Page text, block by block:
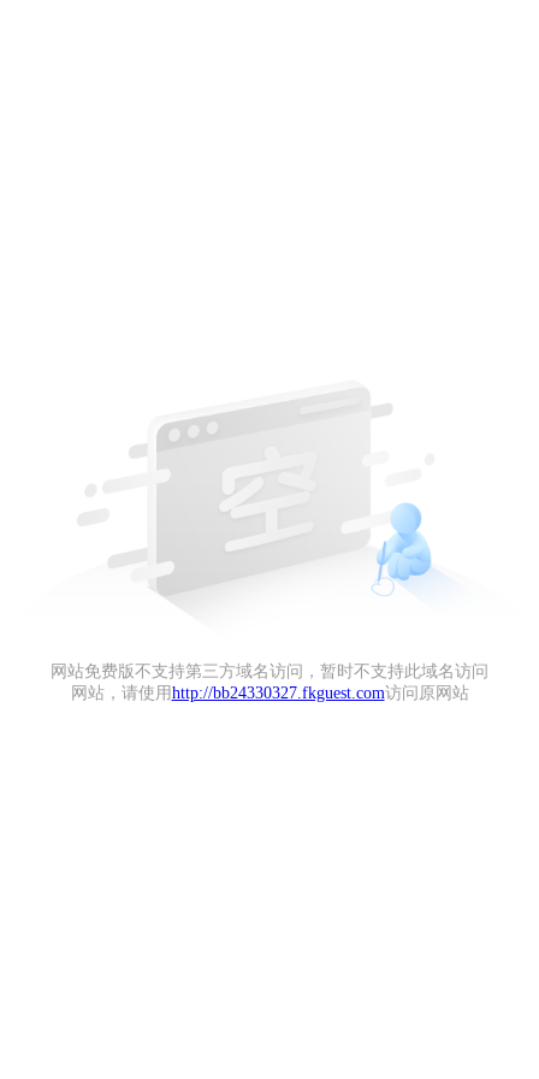
网站免费版不支持第三方域名访问，暂时不支持此域名访问
网站，请使用 http://bb24330327.fkguest.com访问原网站